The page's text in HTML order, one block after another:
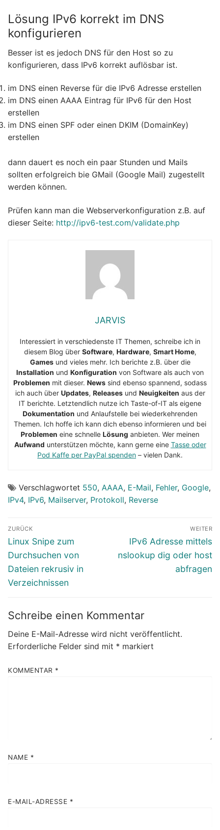
Lösung IPv6 korrekt im DNS
konfigurieren
Besser ist es jedoch DNS für den Host so zu
konfigurieren, dass IPv6 korrekt auflösbar ist.
im DNS einen Reverse für die IPv6 Adresse erstellen
im DNS einen AAAA Eintrag für IPv6 für den Host
erstellen
im DNS einen SPF oder einen DKIM (DomainKey)
erstellen
dann dauert es noch ein paar Stunden und Mails
sollten erfolgreich bie GMail (Google Mail) zugestellt
werden können.
Prüfen kann man die Webserverkonfiguration z.B. auf
dieser Seite: http://ipv6-test.com/validate.php
JARVIS
Interessiert in verschiedenste IT Themen, schreibe ich in
diesem Blog über Software, Hardware, Smart Home,
Gamesund vieles mehr. Ich berichte z.B. über die
Installation und Konfiguration von Software als auch von
Problemen mit dieser. News sind ebenso spannend, sodass
ich auch über Updates, Releasesund Neuigkeiten aus der
IT berichte. Letztendlich nutze ich Taste-of-IT als eigene
Dokumentation und Anlaufstelle bei wiederkehrenden
Themen. Ich hoffe ich kann dich ebenso informieren und bei
Problemen eine schnelle Lösung anbieten. Wer meinen
Aufwand unterstützen möchte, kann gerne eine Tasse oder
Pod Kaffe per PayPal spenden – vielen Dank.
Verschlagwortet 550, AAAA, E-Mail, Fehler, Google,
IPv4, IPv6, Mailserver, Protokoll, Reverse
Beitragsnavigation
ZURÜCK
Vorheriger
Beitrag:
Linux Snipe zum
Durchsuchen von
Dateien rekrusiv in
Verzeichnissen
WEITER
Nächster
Beitrag:
IPv6 Adresse mittels
nslookup dig oder host
abfragen
Schreibe einen Kommentar
Deine E-Mail-Adresse wird nicht veröffentlicht.
Erforderliche Felder sind mit * markiert
KOMMENTAR *
NAME *
E-MAIL-ADRESSE *